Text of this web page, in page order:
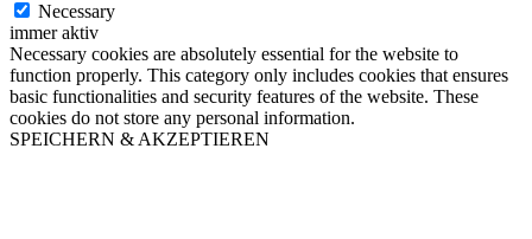
Necessary
immer aktiv
Necessary cookies are absolutely essential for the website to
function properly. This category only includes cookies that ensures
basic functionalities and security features of the website. These
cookies do not store any personal information.
SPEICHERN & AKZEPTIEREN